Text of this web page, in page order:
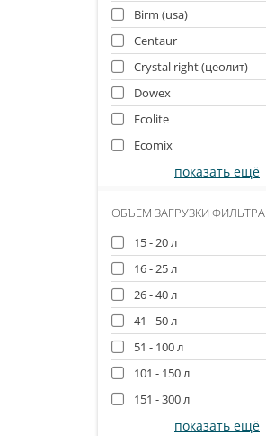
Birm (usa)
Centaur
Crystal right (цеолит)
Dowex
Ecolite
Ecomix
показать ещё
ОБЪЕМ ЗАГРУЗКИ ФИЛЬТРА
15 - 20 л
16 - 25 л
26 - 40 л
41 - 50 л
51 - 100 л
101 - 150 л
151 - 300 л
показать ещё